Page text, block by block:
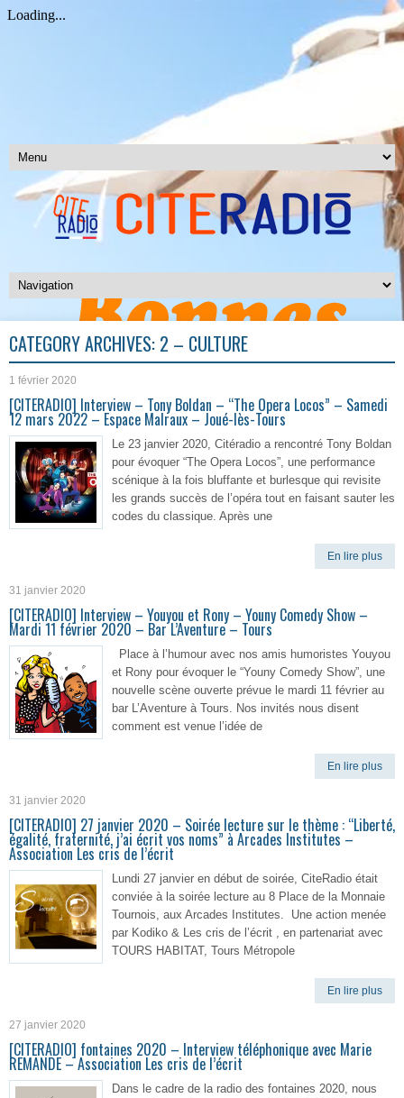
CATEGORY ARCHIVES: 2 – CULTURE
1 février 2020
[CITERADIO] Interview – Tony Boldan – “The Opera Locos” – Samedi
12 mars 2022 – Espace Malraux – Joué-lès-Tours
Le 23 janvier 2020, Citéradio a rencontré Tony Boldan
pour évoquer “The Opera Locos”, une performance
scénique à la fois bluffante et burlesque qui revisite
les grands succès de l’opéra tout en faisant sauter les
codes du classique. Après une
En lire plus
31 janvier 2020
[CITERADIO] Interview – Youyou et Rony – Youny Comedy Show –
Mardi 11 février 2020 – Bar L’Aventure – Tours
Place à l’humour avec nos amis humoristes Youyou
et Rony pour évoquer le “Youny Comedy Show”, une
nouvelle scène ouverte prévue le mardi 11 février au
bar L’Aventure à Tours. Nos invités nous disent
comment est venue l’idée de
En lire plus
31 janvier 2020
[CITERADIO] 27 janvier 2020 – Soirée lecture sur le thème : “Liberté,
égalité, fraternité, j’ai écrit vos noms” à Arcades Institutes –
Association Les cris de l’écrit
Lundi 27 janvier en début de soirée, CiteRadio était
conviée à la soirée lecture au 8 Place de la Monnaie
Tournois, aux Arcades Institutes. Une action menée
par Kodiko & Les cris de l’écrit , en partenariat avec
TOURS HABITAT, Tours Métropole
En lire plus
27 janvier 2020
[CITERADIO] fontaines 2020 – Interview téléphonique avec Marie
REMANDE – Association Les cris de l’écrit
Dans le cadre de la radio des fontaines 2020, nous